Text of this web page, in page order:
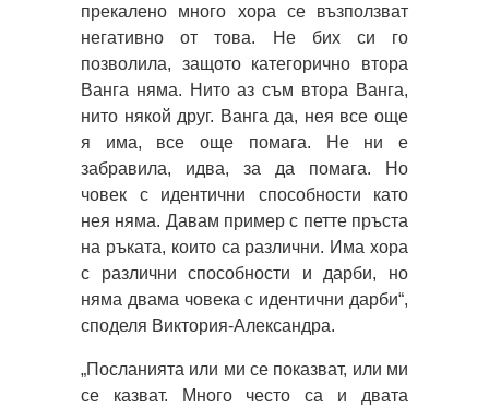
прекалено много хора се възползват
негативно от това. Не бих си го
позволила, защото категорично втора
Ванга няма. Нито аз съм втора Ванга,
нито някой друг. Ванга да, нея все още
я има, все още помага. Не ни е
забравила, идва, за да помага. Но
човек с идентични способности като
нея няма. Давам пример с петте пръста
на ръката, които са различни. Има хора
с различни способности и дарби, но
няма двама човека с идентични дарби“,
споделя Виктория-Александра.
„Посланията или ми се показват, или ми
се казват. Много често са и двата